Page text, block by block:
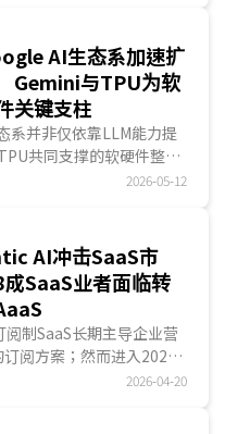
机器人的主要应用热区将
市场，而应用热区即意味
具备决策力与执行力。...
AI生态系加速扩
与TPU为软
关键支柱
系并非仅依靠LLM能力提
共同支撑的软硬件整合
端的关键支柱，负责串联
，强化Google对AI基础
2026-05-12
AI冲击SaaS市
SaaS业者面临转
制SaaS长期主导企业营
阅方案；然而进入2026
术冲击，面临强大的转型
2026-04-20